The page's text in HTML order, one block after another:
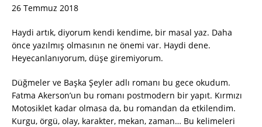
26 Temmuz 2018
Haydi artık, diyorum kendi kendime, bir masal yaz. Daha
önce yazılmış olmasının ne önemi var. Haydi dene.
Heyecanlanıyorum, düşe giremiyorum.
Düğmeler ve Başka Şeyler adlı romanı bu gece okudum.
Fatma Akerson’un bu romanı postmodern bir yapıt. Kırmızı
Motosiklet kadar olmasa da, bu romandan da etkilendim.
Kurgu, örgü, olay, karakter, mekan, zaman… Bu kelimeleri